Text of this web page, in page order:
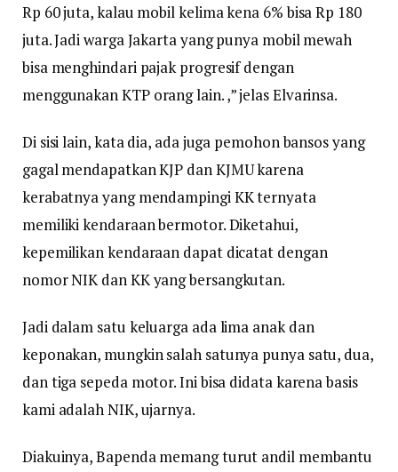
Rp 60 juta, kalau mobil kelima kena 6% bisa Rp 180
juta. Jadi warga Jakarta yang punya mobil mewah
bisa menghindari pajak progresif dengan
menggunakan KTP orang lain. ,” jelas Elvarinsa.
Di sisi lain, kata dia, ada juga pemohon bansos yang
gagal mendapatkan KJP dan KJMU karena
kerabatnya yang mendampingi KK ternyata
memiliki kendaraan bermotor. Diketahui,
kepemilikan kendaraan dapat dicatat dengan
nomor NIK dan KK yang bersangkutan.
Jadi dalam satu keluarga ada lima anak dan
keponakan, mungkin salah satunya punya satu, dua,
dan tiga sepeda motor. Ini bisa didata karena basis
kami adalah NIK, ujarnya.
Diakuinya, Bapenda memang turut andil membantu